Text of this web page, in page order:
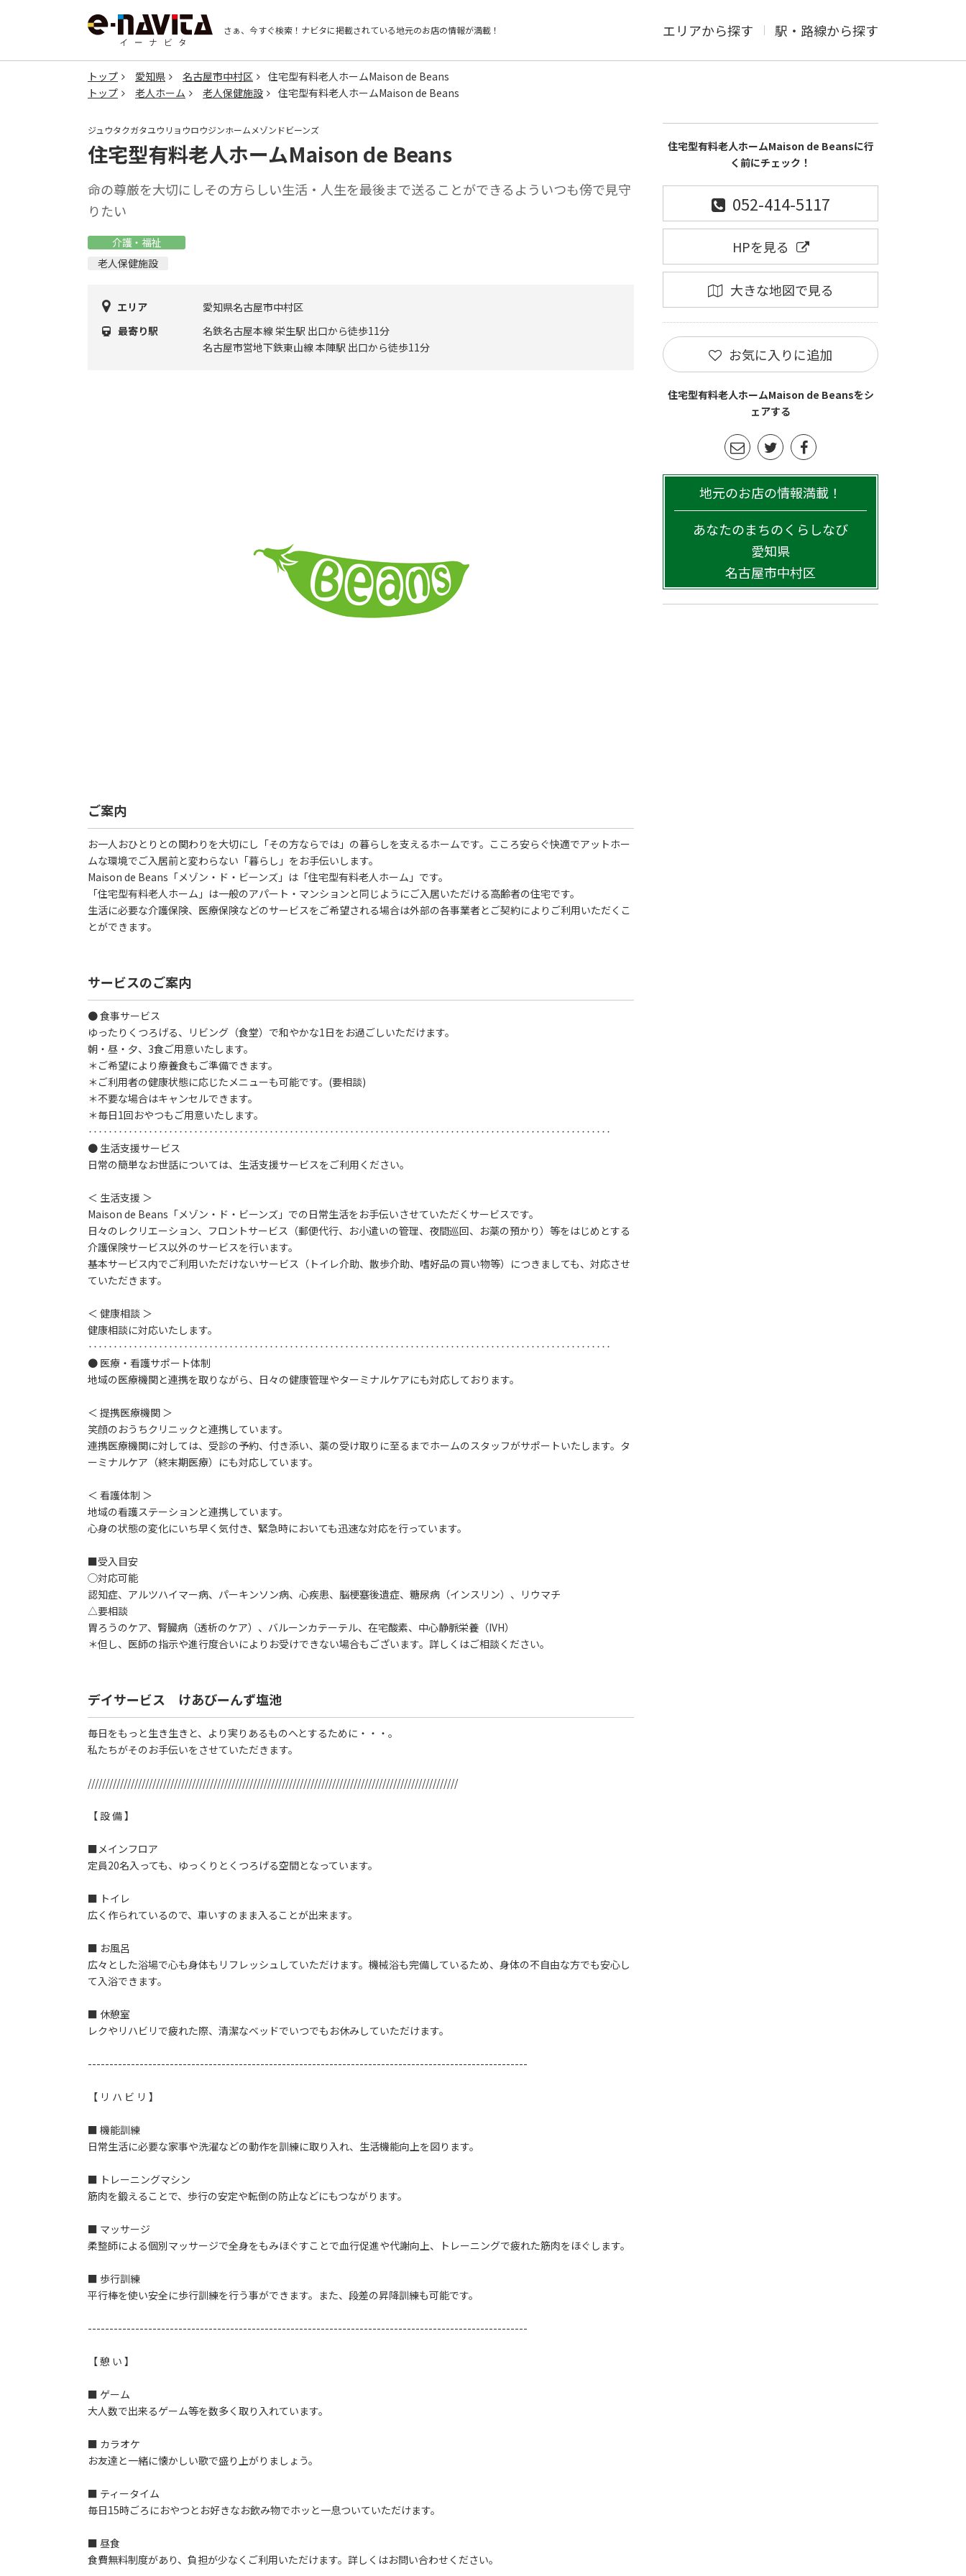
さぁ、今すぐ検索！ ナビタに掲載されている地元のお店の情報が満載！ エリアから探す 駅・路線から探す
トップ 愛知県 名古屋市中村区
住宅型有料老人ホームMaison de Beans
トップ
老人ホーム 老人保健施設 住宅型有料老人ホームMaison de Beans
ジュウタクガタユウリョウロウジンホームメゾンドビーンズ
住宅型有料老人ホームMaison de Beans
命の尊厳を大切にしその方らしい生活・人生を最後まで送ることができるよういつも傍で見守
りたい
介護・福祉
老人保健施設
エリア
愛知県名古屋市中村区
最寄り駅
名鉄名古屋本線 栄生駅 出口から徒歩11分
名古屋市営地下鉄東山線 本陣駅 出口から徒歩11分
ご案内
お一人おひとりとの関わりを大切にし「その方ならでは」の暮らしを支えるホームです。こころ安らぐ快適でアットホー
ムな環境でご入居前と変わらない「暮らし」をお手伝いします。
Maison de Beans「メゾン・ド・ビーンズ」は「住宅型有料老人ホーム」です。
「住宅型有料老人ホーム」は一般のアパート・マンションと同じようにご入居いただける高齢者の住宅です。
生活に必要な介護保険、医療保険などのサービスをご希望される場合は外部の各事業者とご契約によりご利用いただくこ
とができます。
サービスのご案内
● 食事サービス
ゆったりくつろげる、リビング（食堂）で和やかな1日をお過ごしいただけます。
朝・昼・夕、3食ご用意いたします。
＊ご希望により療養食もご準備できます。
＊ご利用者の健康状態に応じたメニューも可能です。(要相談)
＊不要な場合はキャンセルできます。
＊毎日1回おやつもご用意いたします。
‥‥‥‥‥‥‥‥‥‥‥‥‥‥‥‥‥‥‥‥‥‥‥‥‥‥‥‥‥‥‥‥‥‥‥‥‥‥‥‥‥‥‥‥‥‥‥‥‥‥‥‥
● 生活支援サービス
日常の簡単なお世話については、生活支援サービスをご利用ください。
＜ 生活支援 ＞
Maison de Beans「メゾン・ド・ビーンズ」での日常生活をお手伝いさせていただくサービスです。
日々のレクリエーション、フロントサービス（郵便代行、お小遣いの管理、夜間巡回、お薬の預かり）等をはじめとする
介護保険サービス以外のサービスを行います。
基本サービス内でご利用いただけないサービス（トイレ介助、散歩介助、嗜好品の買い物等）につきましても、対応させ
ていただきます。
＜ 健康相談 ＞
健康相談に対応いたします。
‥‥‥‥‥‥‥‥‥‥‥‥‥‥‥‥‥‥‥‥‥‥‥‥‥‥‥‥‥‥‥‥‥‥‥‥‥‥‥‥‥‥‥‥‥‥‥‥‥‥‥‥
● 医療・看護サポート体制
地域の医療機関と連携を取りながら、日々の健康管理やターミナルケアにも対応しております。
＜ 提携医療機関 ＞
笑顔のおうちクリニックと連携しています。
連携医療機関に対しては、受診の予約、付き添い、薬の受け取りに至るまでホームのスタッフがサポートいたします。タ
ーミナルケア（終末期医療）にも対応しています。
＜ 看護体制 ＞
地域の看護ステーションと連携しています。
心身の状態の変化にいち早く気付き、緊急時においても迅速な対応を行っています。
■受入目安
◯対応可能
認知症、アルツハイマー病、パーキンソン病、心疾患、脳梗塞後遺症、糖尿病（インスリン）、リウマチ
△要相談
胃ろうのケア、腎臓病（透析のケア）、バルーンカテーテル、在宅酸素、中心静脈栄養（IVH）
＊但し、医師の指示や進行度合いによりお受けできない場合もございます。詳しくはご相談ください。
デイサービス けあびーんず塩池
毎日をもっと生き生きと、より実りあるものへとするために・・・。
私たちがそのお手伝いをさせていただきます。
///////////////////////////////////////////////////////////////////////////////////////////////////////
【 設 備 】
■メインフロア
定員20名入っても、ゆっくりとくつろげる空間となっています。
■ トイレ
広く作られているので、車いすのまま入ることが出来ます。
■ お風呂
広々とした浴場で心も身体もリフレッシュしていただけます。機械浴も完備しているため、身体の不自由な方でも安心し
て入浴できます。
■ 休憩室
レクやリハビリで疲れた際、清潔なベッドでいつでもお休みしていただけます。
------------------------------------------------------------------------------------------------------
【 リ ハ ビ リ 】
■ 機能訓練
日常生活に必要な家事や洗濯などの動作を訓練に取り入れ、生活機能向上を図ります。
■ トレーニングマシン
筋肉を鍛えることで、歩行の安定や転倒の防止などにもつながります。
■ マッサージ
柔整師による個別マッサージで全身をもみほぐすことで血行促進や代謝向上、トレーニングで疲れた筋肉をほぐします。
■ 歩行訓練
平行棒を使い安全に歩行訓練を行う事ができます。また、段差の昇降訓練も可能です。
------------------------------------------------------------------------------------------------------
【 憩 い 】
■ ゲーム
大人数で出来るゲーム等を数多く取り入れています。
■ カラオケ
お友達と一緒に懐かしい歌で盛り上がりましょう。
■ ティータイム
毎日15時ごろにおやつとお好きなお飲み物でホッと一息ついていただけます。
■ 昼食
食費無料制度があり、負担が少なくご利用いただけます。詳しくはお問い合わせください。
住宅型有料老人ホームMaison de Beansに行
く前にチェック！
052-414-5117
HPを見る
大きな地図で見る
お気に入りに追加
住宅型有料老人ホームMaison de Beansをシ
ェアする
地元のお店の情報満載！
あなたのまちのくらしなび
愛知県
名古屋市中村区